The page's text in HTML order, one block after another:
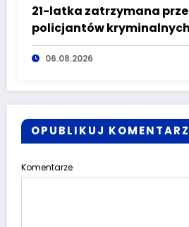
21-latka zatrzymana
policjantów
komisariatu za kradzieże
06.08.2026
OPUBLIKUJ KOMENTARZ
Komentarze